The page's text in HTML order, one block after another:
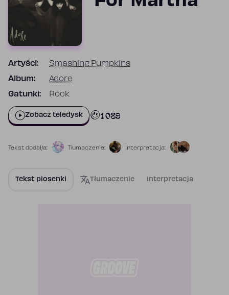
Artyści: Smashing Pumpkins
Album: Adore
Gatunki: Rock
Zobacz teledysk 1 089
Tekst dodał/a: Tłumaczenie: Interpretacja:
Tekst piosenki Tłumaczenie Interpretacja